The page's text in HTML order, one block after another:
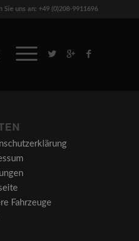
Sie uns an: +49 (0)208-9911696
Fahrzeuge